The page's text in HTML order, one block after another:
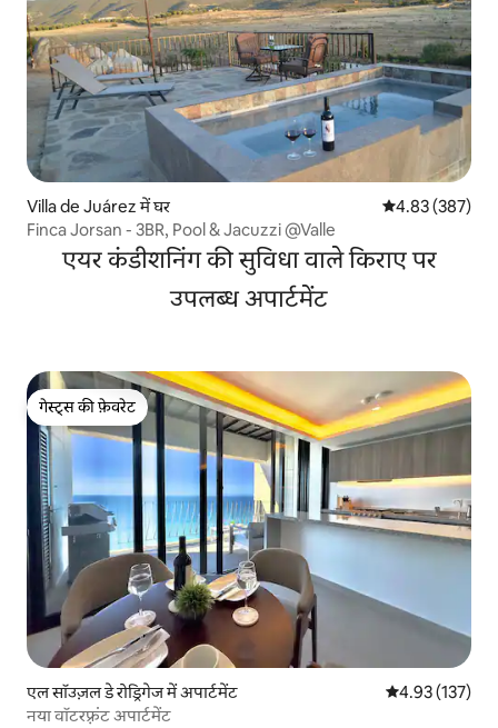
Villa de Juárez में घर औसत रेटिंग 5 में से
4.83 (387)
Finca Jorsan - 3BR, Pool & Jacuzzi @Valle
एयर कंडीशनिंग की सुविधा वाले किराए पर
उपलब्ध अपार्टमेंट
गेस्ट्स की फ़ेवरेट
गेस्ट्स की फ़ेवरेट
एल सॉउज़ल डे रोड्रिगेज में अपार्टमेंट औसत रेटिंग 5 में से
4.93 (137)
नया वॉटरफ़्रंट अपार्टमेंट